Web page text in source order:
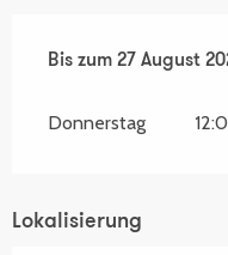
vom1 Juli 2026bis
Bis zum 27 August
Donnerstag
Lokalisierung